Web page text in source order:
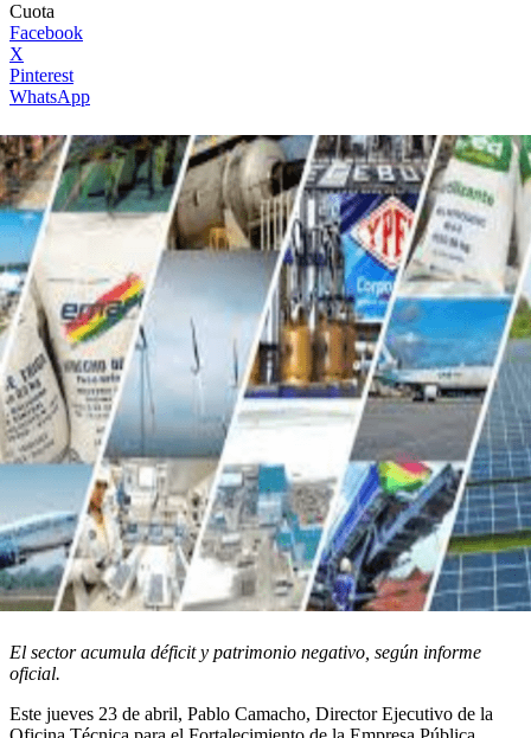
Cuota
Facebook
X
Pinterest
WhatsApp
El sector acumula déficit y patrimonio negativo, según informe
oficial.
Este jueves 23 de abril, Pablo Camacho, Director Ejecutivo de la